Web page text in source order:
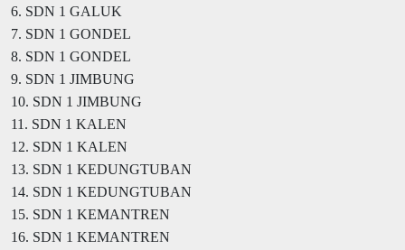
6. SDN 1 GALUK
7. SDN 1 GONDEL
8. SDN 1 GONDEL
9. SDN 1 JIMBUNG
10. SDN 1 JIMBUNG
11. SDN 1 KALEN
12. SDN 1 KALEN
13. SDN 1 KEDUNGTUBAN
14. SDN 1 KEDUNGTUBAN
15. SDN 1 KEMANTREN
16. SDN 1 KEMANTREN